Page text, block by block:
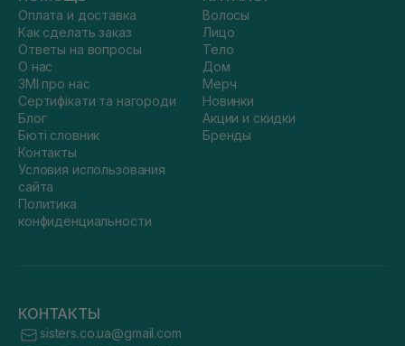
Оплата и доставка
Как сделать заказ
Ответы на вопросы
О нас
ЗМІ про нас
Сертифікати та нагороди
Блог
Бюті словник
Контакты
Условия использования
сайта
Политика
конфиденциальности
Волосы
Лицо
Тело
Дом
Мерч
Новинки
Акции и скидки
Бренды
КОНТАКТЫ
sisters.co.ua@gmail.com